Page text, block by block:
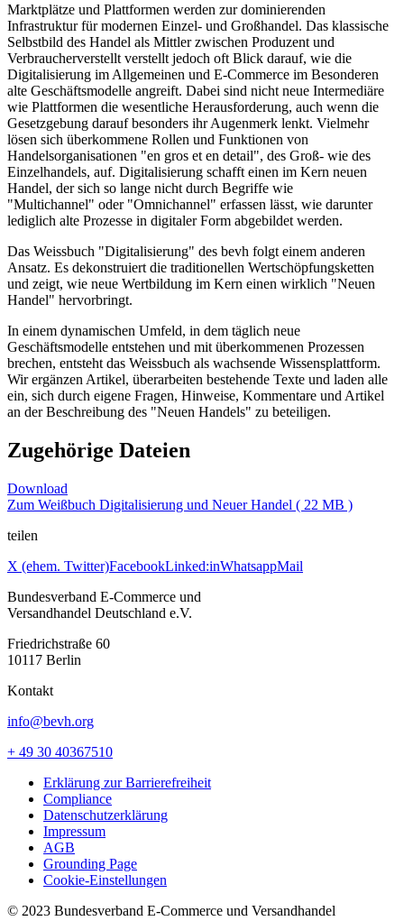
Marktplätze und Plattformen werden zur dominierenden
Infrastruktur für modernen Einzel- und Großhandel. Das klassische
Selbstbild des Handel als Mittler zwischen Produzent und
Verbraucherverstellt verstellt jedoch oft Blick darauf, wie die
Digitalisierung im Allgemeinen und E-Commerce im Besonderen
alte Geschäftsmodelle angreift. Dabei sind nicht neue Intermediäre
wie Plattformen die wesentliche Herausforderung, auch wenn die
Gesetzgebung darauf besonders ihr Augenmerk lenkt. Vielmehr
lösen sich überkommene Rollen und Funktionen von
Handelsorganisationen "en gros et en detail", des Groß- wie des
Einzelhandels, auf. Digitalisierung schafft einen im Kern neuen
Handel, der sich so lange nicht durch Begriffe wie
"Multichannel" oder "Omnichannel" erfassen lässt, wie darunter
lediglich alte Prozesse in digitaler Form abgebildet werden.
Das Weissbuch "Digitalisierung" des bevh folgt einem anderen
Ansatz. Es dekonstruiert die traditionellen Wertschöpfungsketten
und zeigt, wie neue Wertbildung im Kern einen wirklich "Neuen
Handel" hervorbringt.
In einem dynamischen Umfeld, in dem täglich neue
Geschäftsmodelle entstehen und mit überkommenen Prozessen
brechen, entsteht das Weissbuch als wachsende Wissensplattform.
Wir ergänzen Artikel, überarbeiten bestehende Texte und laden alle
ein, sich durch eigene Fragen, Hinweise, Kommentare und Artikel
an der Beschreibung des "Neuen Handels" zu beteiligen.
Zugehörige Dateien
Download
Zum Weißbuch Digitalisierung und Neuer Handel ( 22 MB )
teilen
X (ehem. Twitter)FacebookLinked:inWhatsappMail
Bundesverband E-Commerce und
Versandhandel Deutschland e.V.
Friedrichstraße 60
10117 Berlin
Kontakt
info@bevh.org
+ 49 30 40367510
Erklärung zur Barrierefreiheit
Compliance
Datenschutzerklärung
Impressum
AGB
Grounding Page
Cookie-Einstellungen
© 2023 Bundesverband E-Commerce und Versandhandel